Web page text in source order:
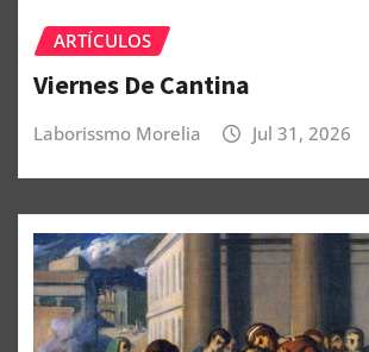
ARTÍCULOS
Viernes De Cantina
Laborissmo Morelia Jul 31, 2026